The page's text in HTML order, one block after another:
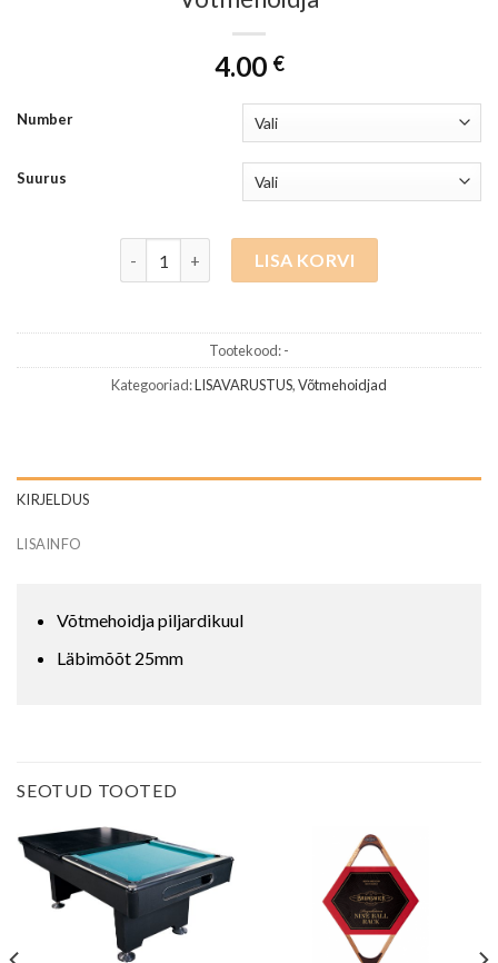
4.00 €
Number
Suurus
LISA KORVI
Tootekood:-
Kategooriad:LISAVARUSTUS,Võtmehoidjad
KIRJELDUS
LISAINFO
Võtmehoidja piljardikuul
Läbimõõt 25mm
SEOTUD TOOTED